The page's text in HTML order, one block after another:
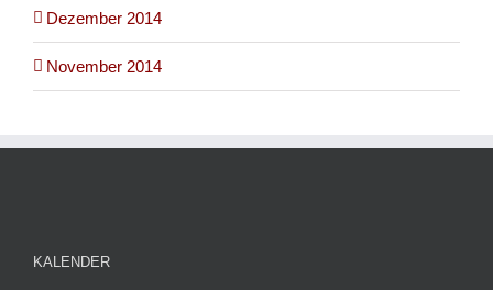
Dezember 2014
November 2014
KALENDER